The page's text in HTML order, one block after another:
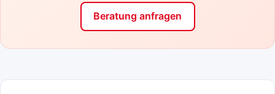
Beratung anfragen